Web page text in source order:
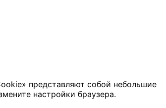
представляют собой небольшие
настройки браузера.